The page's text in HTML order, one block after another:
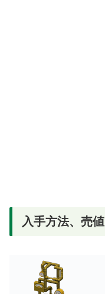
入手方法、売値